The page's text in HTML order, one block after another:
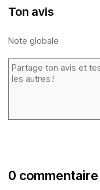
Ton avis
Note globale
0 commentaire